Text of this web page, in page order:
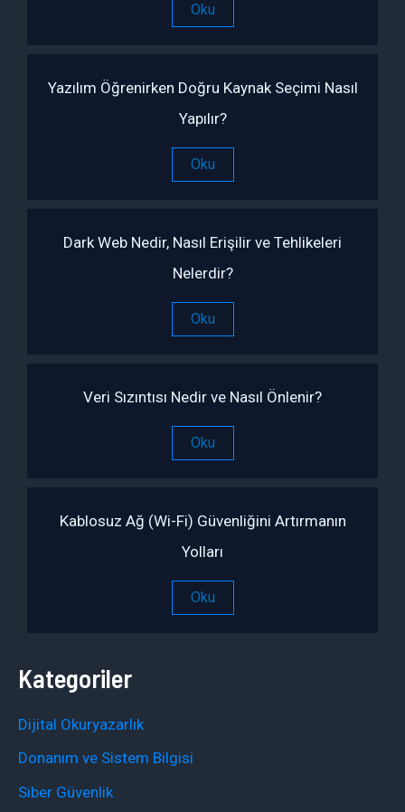
Oku
Yazılım Öğrenirken Doğru Kaynak Seçimi Nasıl
Yapılır?
Oku
Dark Web Nedir, Nasıl Erişilir ve Tehlikeleri
Nelerdir?
Oku
Veri Sızıntısı Nedir ve Nasıl Önlenir?
Oku
Kablosuz Ağ (Wi-Fi) Güvenliğini Artırmanın
Yolları
Oku
Kategoriler
Dijital Okuryazarlık
Donanım ve Sistem Bilgisi
Siber Güvenlik